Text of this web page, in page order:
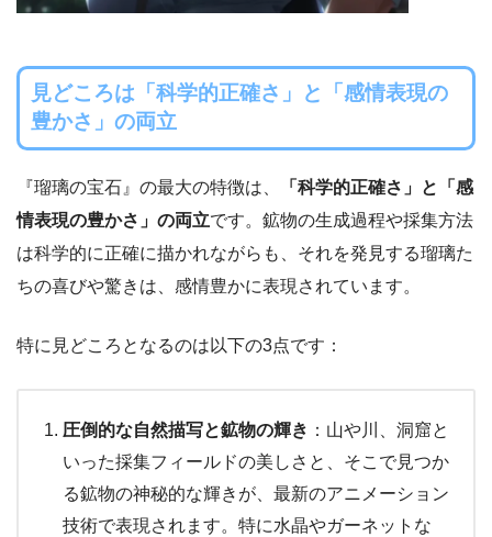
見どころは「科学的正確さ」と「感情表現の
豊かさ」の両立
『瑠璃の宝石』の最大の特徴は、
「科学的正確さ」と「感
情表現の豊かさ」の両立です。鉱物の生成過程や採集方法
は科学的に正確に描かれながらも、それを発見する瑠璃た
ちの喜びや驚きは、感情豊かに表現されています。
特に見どころとなるのは以下の3点です：
圧倒的な自然描写と鉱物の輝き ：山や川、洞窟と
いった採集フィールドの美しさと、そこで見つか
る鉱物の神秘的な輝きが、最新のアニメーション
技術で表現されます。特に水晶やガーネットな